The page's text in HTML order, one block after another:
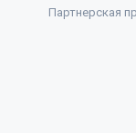
Партнерская